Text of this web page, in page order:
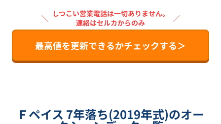
＼ しつこい営業電話は一切ありません。
連絡はセルカからのみ
／
最高値を更新できるかチェックする＞
Ｆペイス 7年落ち(2019年式)のオー